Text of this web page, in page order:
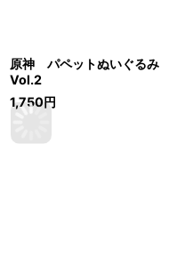
原神 パペットぬいぐるみ
Vol.2
1,750円